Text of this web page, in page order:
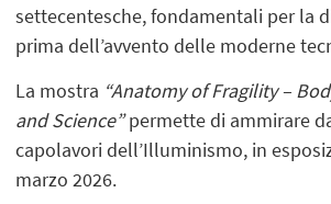
settecentesche, fondamentali per la
prima dell’avvento delle moderne
La mostra “Anatomy of Fragility –
and Science”permette di ammirare
capolavori dell’Illuminismo, in
marzo 2026.